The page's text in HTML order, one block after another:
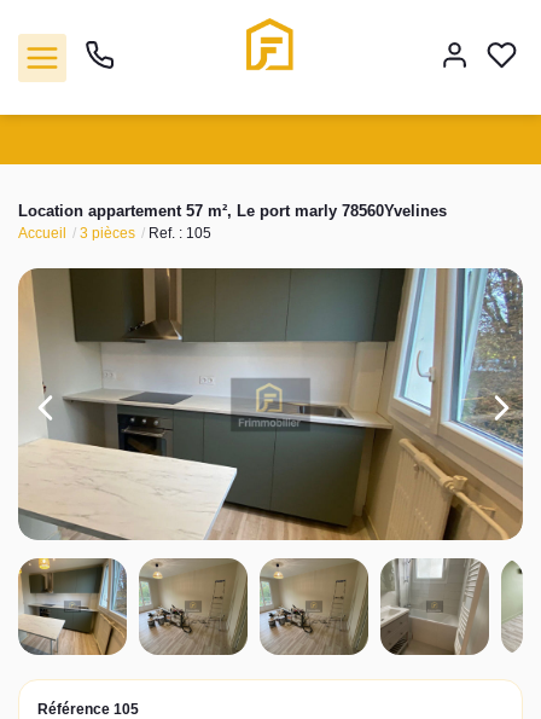
Vente
Location
Biens vendus
Gestion
Estimation
Agence
Actualités
Contact
Location appartement 57 m², Le port marly 78560Yvelines
Accueil 3 pièces Ref. : 105
Référence 105